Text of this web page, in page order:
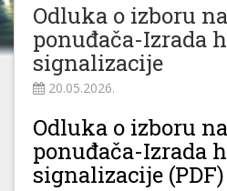
Odluka o izboru
ponuđača-Izrada
signalizacije
20.05.2026.
Odluka o izboru
ponuđača-Izrada
signalizacije (PDF)